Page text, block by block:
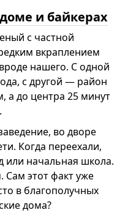
и байкерах
с частной
вкраплением
нашего. С одной
с другой — район
а до центра 25 минут
во дворе
Когда переехали,
или начальная школа.
Сам этот факт уже
в благополучных
дома?